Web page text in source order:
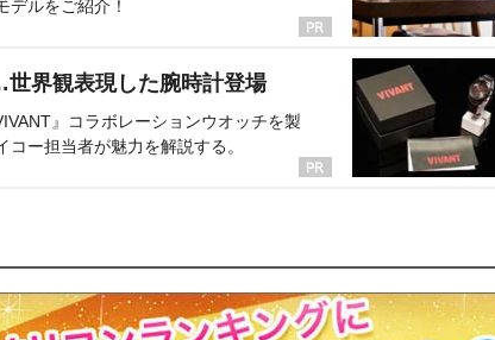
デルをご紹介！
世界観表現した腕時計登場
』コラボレーションウオッチを製
ー担当者が魅力を解説する。